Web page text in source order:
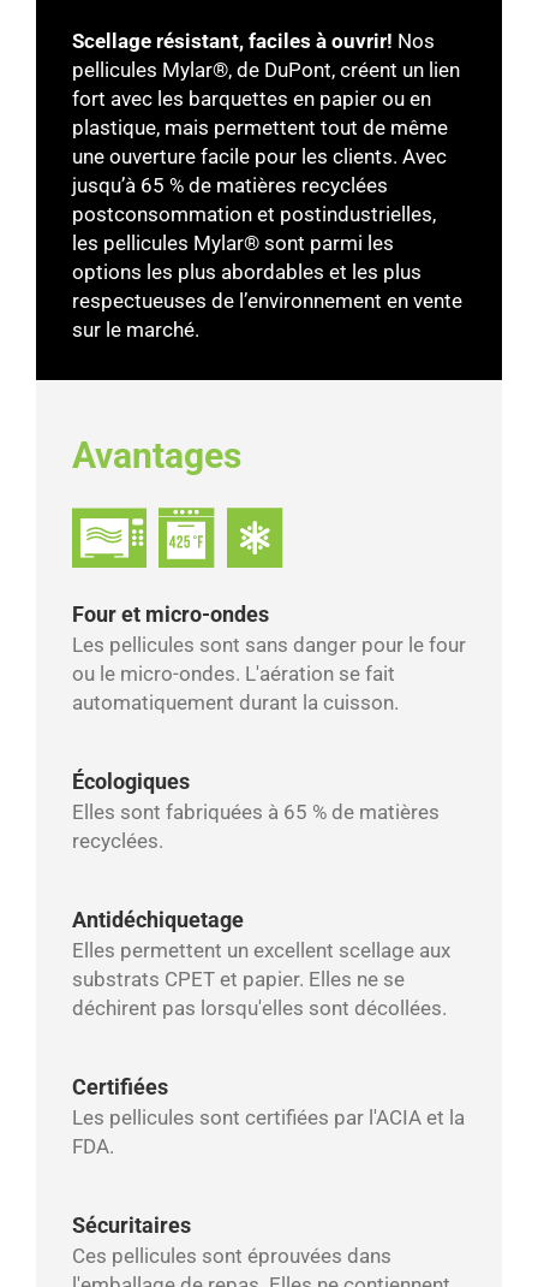
Scellage résistant, faciles à ouvrir! Nos
pellicules Mylar®, de DuPont, créent un lien
fort avec les barquettes en papier ou en
plastique, mais permettent tout de même
une ouverture facile pour les clients. Avec
jusqu’à 65 % de matières recyclées
postconsommation et postindustrielles,
les pellicules Mylar® sont parmi les
options les plus abordables et les plus
respectueuses de l’environnement en vente
sur le marché.
Avantages
Four et micro-ondes
Les pellicules sont sans danger pour le four
ou le micro-ondes. L'aération se fait
automatiquement durant la cuisson.
Écologiques
Elles sont fabriquées à 65 % de matières
recyclées.
Antidéchiquetage
Elles permettent un excellent scellage aux
substrats CPET et papier. Elles ne se
déchirent pas lorsqu'elles sont décollées.
Certifiées
Les pellicules sont certifiées par l'ACIA et la
FDA.
Sécuritaires
Ces pellicules sont éprouvées dans